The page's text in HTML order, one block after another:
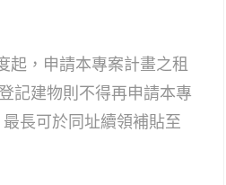
起，申請本專案計畫之租
記建物則不得再申請本專
長可於同址續領補貼至